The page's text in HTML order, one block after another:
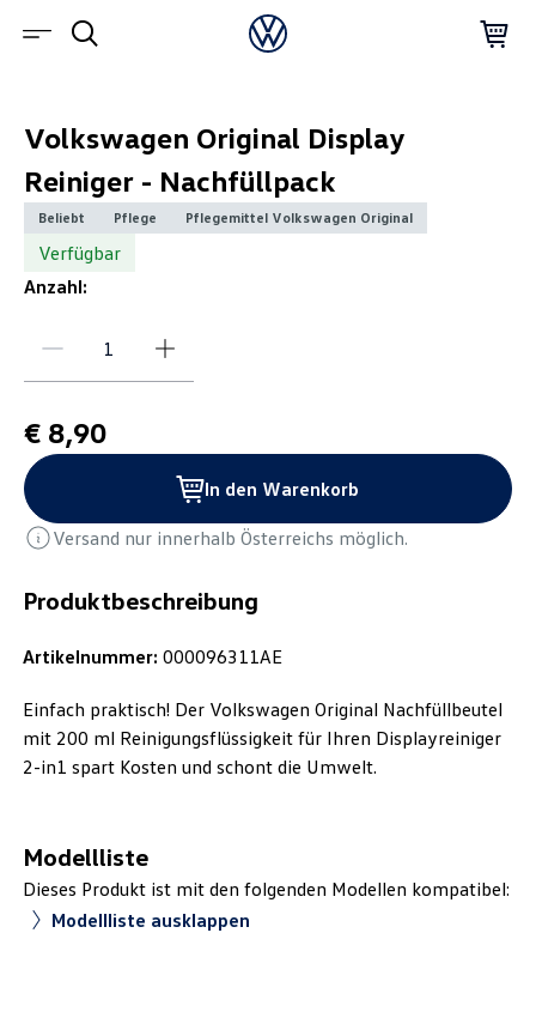
Produktbeschreibung
Artikelnummer: 000096311AE
Einfach praktisch! Der Volkswagen Original Nachfüllbeutel
mit 200 ml Reinigungsflüssigkeit für Ihren Displayreiniger
2-in1 spart Kosten und schont die Umwelt.
Modellliste
Dieses Produkt ist mit den folgenden Modellen kompatibel:
Modellliste ausklappen
Volkswagen Original Display
Reiniger - Nachfüllpack
Beliebt Pflege Pflegemittel Volkswagen Original
Verfügbar
Anzahl:
€ 8,90
In den Warenkorb
Versand nur innerhalb Österreichs möglich.